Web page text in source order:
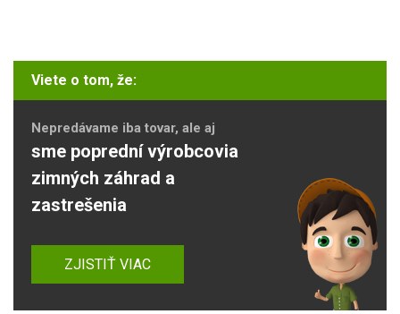
Viete o tom, že:
Nepredávame iba tovar, ale aj
sme poprední výrobcovia
zimných záhrad a
zastrešenia
ZJISTIŤ VIAC